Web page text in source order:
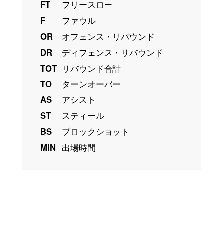
FT
フリースロー
F
ファウル
OR
オフェンス・リバウンド
DR
ディフェンス・リバウンド
TOT リバウンド合計
TO
ターンオーバー
AS
アシスト
ST
スティール
BS
ブロックショット
MIN 出場時間